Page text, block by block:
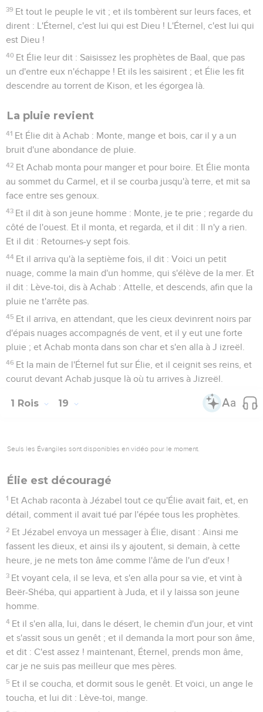
39 Et tout le peuple le vit ; et ils tombèrent sur leurs faces, et
dirent : L'Éternel, c'est lui qui est Dieu ! L'Éternel, c'est lui qui
est Dieu !
40 Et Élie leur dit : Saisissez les prophètes de Baal, que pas
un d'entre eux n'échappe ! Et ils les saisirent ; et Élie les fit
descendre au torrent de Kison, et les égorgea là.
La pluie revient
41 Et Élie dit à Achab : Monte, mange et bois, car il y a un
bruit d'une abondance de pluie.
42 Et Achab monta pour manger et pour boire. Et Élie monta
au sommet du Carmel, et il se courba jusqu'à terre, et mit sa
face entre ses genoux.
43 Et il dit à son jeune homme : Monte, je te prie ; regarde du
côté de l'ouest. Et il monta, et regarda, et il dit : Il n'y a rien.
Et il dit : Retournes-y sept fois.
44 Et il arriva qu'à la septième fois, il dit : Voici un petit
nuage, comme la main d'un homme, qui s'élève de la mer. Et
il dit : Lève-toi, dis à Achab : Attelle, et descends, afin que la
pluie ne t'arrête pas.
45 Et il arriva, en attendant, que les cieux devinrent noirs par
d'épais nuages accompagnés de vent, et il y eut une forte
pluie ; et Achab monta dans son char et s'en alla à J izreël.
46 Et la main de l'Éternel fut sur Élie, et il ceignit ses reins, et
courut devant Achab jusque là où tu arrives à Jizreël.
1 Rois 19
Seuls les Évangiles sont disponibles en vidéo pour le moment.
Élie est découragé
1 Et Achab raconta à Jézabel tout ce qu'Élie avait fait, et, en
détail, comment il avait tué par l'épée tous les prophètes.
2 Et Jézabel envoya un messager à Élie, disant : Ainsi me
fassent les dieux, et ainsi ils y ajoutent, si demain, à cette
heure, je ne mets ton âme comme l'âme de l'un d'eux !
3 Et voyant cela, il se leva, et s'en alla pour sa vie, et vint à
Beër-Shéba, qui appartient à Juda, et il y laissa son jeune
homme.
4 Et il s'en alla, lui, dans le désert, le chemin d'un jour, et vint
et s'assit sous un genêt ; et il demanda la mort pour son âme,
et dit : C'est assez ! maintenant, Éternel, prends mon âme,
car je ne suis pas meilleur que mes pères.
5 Et il se coucha, et dormit sous le genêt. Et voici, un ange le
toucha, et lui dit : Lève-toi, mange.